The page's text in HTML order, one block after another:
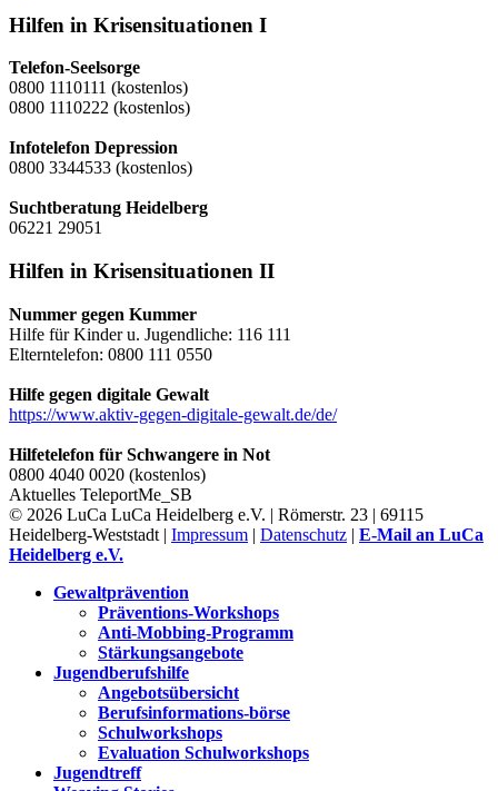
Hilfen in Krisensituationen I
Telefon-Seelsorge
0800 1110111 (kostenlos)
0800 1110222 (kostenlos)
Infotelefon Depression
0800 3344533 (kostenlos)
Suchtberatung Heidelberg
06221 29051
Hilfen in Krisensituationen II
Nummer gegen Kummer
Hilfe für Kinder u. Jugendliche: 116 111
Elterntelefon: 0800 111 0550
Hilfe gegen digitale Gewalt
https://www.aktiv-gegen-digitale-gewalt.de/de/
Hilfetelefon für Schwangere in Not
0800 4040 0020 (kostenlos)
Aktuelles TeleportMe_SB
© 2026 LuCa LuCa Heidelberg e.V. | Römerstr. 23 | 69115
Heidelberg-Weststadt | Impressum | Datenschutz | E-Mail an LuCa
Heidelberg e.V.
Gewaltprävention
Präventions-Workshops
Anti-Mobbing-Programm
Stärkungsangebote
Jugendberufshilfe
Angebotsübersicht
Berufsinformations-börse
Schulworkshops
Evaluation Schulworkshops
Jugendtreff